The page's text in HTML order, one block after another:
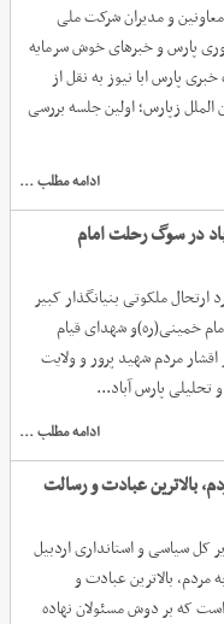
و مدیران شرکت ملی
پارس و خبرهای خوش سرمایه
پارس ابا نیوز به نقل از
زپارس؛ اولین جلسه بررسی
ادامه مطلب ...
در سوگ رحلت امام
ارتحال ملکوتی بنیانگذار کبیر
خمینی(ره)و شهدای قیام
اقشار مردم شهید پرور و ولایت
تحلیلی پارس آباد...
ادامه مطلب ...
بالاترین عبادت و رسالت
کل سیاسی و استانداری اردبیل
بالاترین عبادت و
که بر دوش مسئولان نهاده